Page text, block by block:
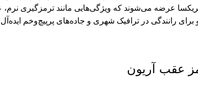
برای رانندگی در ترافیک شهری و جاده‌های پرپیچ‌وخم
عقب آریون